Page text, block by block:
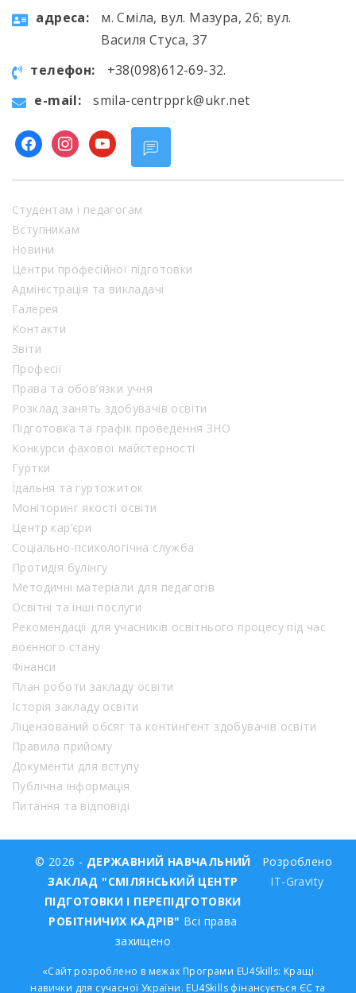
aдресa:
м. Сміла, вул. Мазура, 26; вул.
Василя Стуса, 37
телефон:
+38(098)612-69-32.
e-mail:
smila-centrpprk@ukr.net
facebookinstagram
youtube
Студентам і педагогам
Вступникам
Новини
Центри професійної підготовки
Адміністрація та викладачі
Галерея
Контакти
Звіти
Професії
Права та обов’язки учня
Розклад занять здобувачів освіти
Підготовка та графік проведення ЗНО
Конкурси фахової майстерності
Гуртки
Їдальня та гуртожиток
Моніторинг якості освіти
Центр кар’єри
Соціально-психологічна служба
Протидія булінгу
Методичні матеріали для педагогів
Освітні та інші послуги
Рекомендації для учасників освітнього процесу під час
воєнного стану
Фінанси
План роботи закладу освіти
Історія закладу освіти
Ліцензований обсяг та контингент здобувачів освіти
Правила прийому
Документи для вступу
Публічна інформація
Питання та відповіді
© 2026 - ДЕРЖАВНИЙ НАВЧАЛЬНИЙ
ЗАКЛАД "СМІЛЯНСЬКИЙ ЦЕНТР
ПІДГОТОВКИ І ПЕРЕПІДГОТОВКИ
РОБІТНИЧИХ КАДРІВ" Всі права
захищено
Розроблено
IT-Gravity
«Сайт розроблено в межах Програми EU4Skills: Кращі
навички для сучасної України. EU4Skills фінансується ЄС та